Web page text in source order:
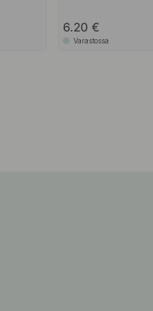
6.20
Varastossa